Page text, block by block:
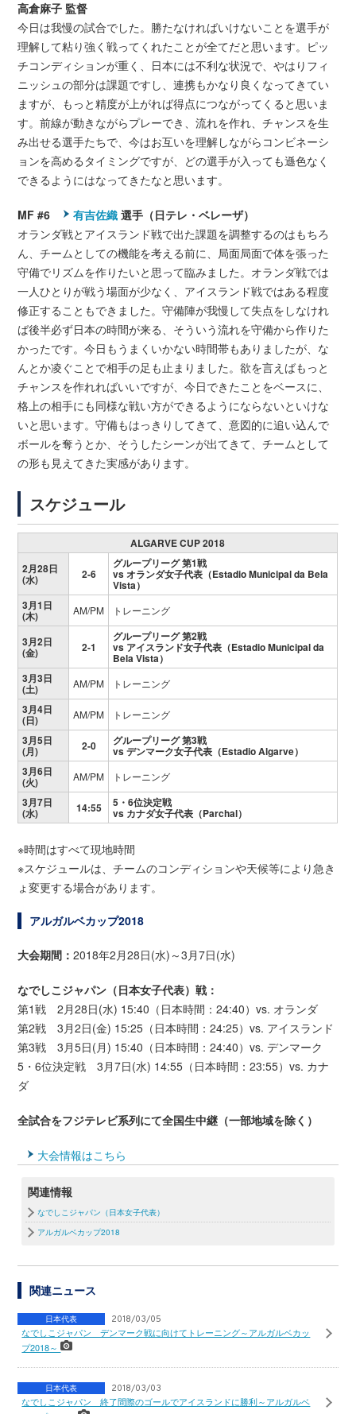
高倉麻子 監督
今日は我慢の試合でした。勝たなければいけないことを選手が
理解して粘り強く戦ってくれたことが全てだと思います。ピッ
チコンディションが重く、日本には不利な状況で、やはりフィ
ニッシュの部分は課題ですし、連携もかなり良くなってきてい
ますが、もっと精度が上がれば得点につながってくると思いま
す。前線が動きながらプレーでき、流れを作れ、チャンスを生
み出せる選手たちで、今はお互いを理解しながらコンビネーシ
ョンを高めるタイミングですが、どの選手が入っても遜色なく
できるようにはなってきたなと思います。
MF #6 有吉佐織 選手（日テレ・ベレーザ）
オランダ戦とアイスランド戦で出た課題を調整するのはもちろ
ん、チームとしての機能を考える前に、局面局面で体を張った
守備でリズムを作りたいと思って臨みました。オランダ戦では
一人ひとりが戦う場面が少なく、アイスランド戦ではある程度
修正することもできました。守備陣が我慢して失点をしなけれ
ば後半必ず日本の時間が来る、そういう流れを守備から作りた
かったです。今日もうまくいかない時間帯もありましたが、な
んとか凌ぐことで相手の足も止まりました。欲を言えばもっと
チャンスを作れればいいですが、今日できたことをベースに、
格上の相手にも同様な戦い方ができるようにならないといけな
いと思います。守備もはっきりしてきて、意図的に追い込んで
ボールを奪うとか、そうしたシーンが出てきて、チームとして
の形も見えてきた実感があります。
スケジュール
ALGARVE CUP 2018
2月28日
(水) 2-6
グループリーグ 第1戦
vs オランダ女子代表（Estadio Municipal da Bela
Vista）
3月1日
(木) AM/PM トレーニング
3月2日
(金) 2-1
グループリーグ 第2戦
vs アイスランド女子代表（Estadio Municipal da
Bela Vista）
3月3日
(土) AM/PM トレーニング
3月4日
(日) AM/PM トレーニング
3月5日
(月) 2-0 グループリーグ 第3戦
vs デンマーク女子代表（Estadio Algarve）
3月6日
(火) AM/PM トレーニング
3月7日
(水) 14:55 5・6位決定戦
vs カナダ女子代表（Parchal）
※時間はすべて現地時間
※スケジュールは、チームのコンディションや天候等により急き
ょ変更する場合があります。
アルガルベカップ2018
大会期間：2018年2月28日(水)～3月7日(水)
なでしこジャパン（日本女子代表）戦：
第1戦 2月28日(水) 15:40（日本時間：24:40）vs. オランダ
第2戦 3月2日(金) 15:25（日本時間：24:25）vs. アイスランド
第3戦 3月5日(月) 15:40（日本時間：24:40）vs. デンマーク
5・6位決定戦 3月7日(水) 14:55（日本時間：23:55）vs. カナ
ダ
全試合をフジテレビ系列にて全国生中継（一部地域を除く）
大会情報はこちら
関連情報
なでしこジャパン（日本女子代表）
アルガルベカップ2018
関連ニュース
日本代表 2018/03/05
なでしこジャパン デンマーク戦に向けてトレーニング～アルガルベカッ
プ2018～
日本代表 2018/03/03
なでしこジャパン 終了間際のゴールでアイスランドに勝利～アルガルベ